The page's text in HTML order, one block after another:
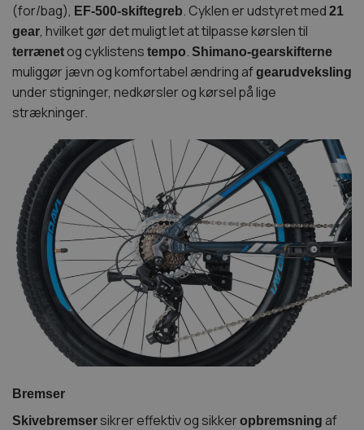
(for/bag), EF-500-skiftegreb. Cyklen er udstyret med 21
gear, hvilket gør det muligt let at tilpasse kørslen til
terrænet og cyklistens tempo. Shimano-gearskifterne
muliggør jævn og komfortabel ændring afgearudveksling
under stigninger, nedkørsler og kørsel på lige
strækninger.
Bremser
Skivebremser sikrer effektiv og sikker opbremsning af